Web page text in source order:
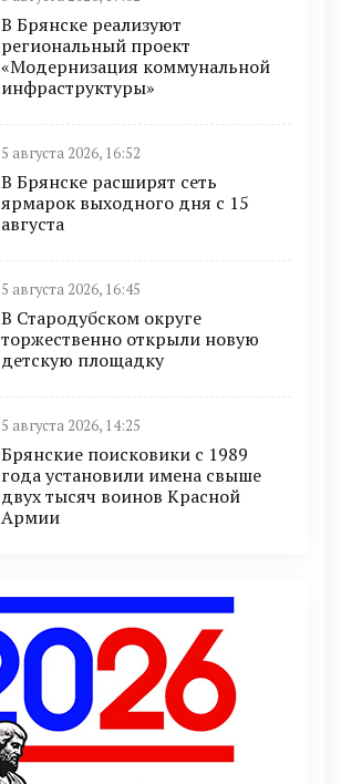
В Брянске реализуют
региональный проект
«Модернизация коммунальной
инфраструктуры»
5 августа 2026, 16:52
В Брянске расширят сеть
ярмарок выходного дня с 15
августа
5 августа 2026, 16:45
В Стародубском округе
торжественно открыли новую
детскую площадку
5 августа 2026, 14:25
Брянские поисковики с 1989
года установили имена свыше
двух тысяч воинов Красной
Армии